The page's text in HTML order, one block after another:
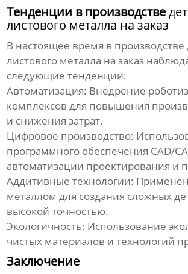
Тенденции в производстве
листового металла на заказ
В настоящее время в производстве
листового металла на заказ
следующие тенденции:
Автоматизация: Внедрение
комплексов для повышения
и снижения затрат.
Цифровое производство:
программного обеспечения CAD/
автоматизации проектирования и
Аддитивные технологии:
металлом для создания сложных
высокой точностью.
Экологичность: Использование
чистых материалов и технологий
Заключение